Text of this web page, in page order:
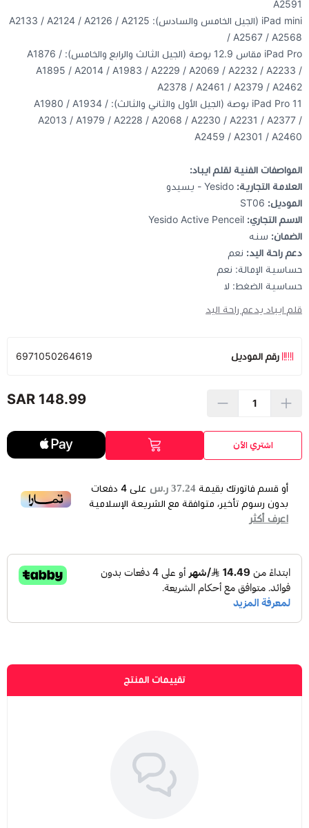
A2591
iPad mini (الجيل الخامس والسادس): A2133 / A2124 / A2126 / A2125
/ A2567 / A2568
iPad Pro مقاس 12.9 بوصة (الجيل الثالث والرابع والخامس): A1876 /
A1895 / A2014 / A1983 / A2229 / A2069 / A2232 / A2233 /
A2378 / A2461 / A2379 / A2462
iPad Pro 11 بوصة (الجيل الأول والثاني والثالث): A1980 / A1934 /
A2013 / A1979 / A2228 / A2068 / A2230 / A2231 / A2377 /
A2459 / A2301 / A2460
المواصفات الفنية لقلم ايباد:
العلامة التجارية:Yesido - يسيدو
الموديل:ST06
الاسم التجاري:Yesido Active Penceil
الضمان: سنه
دعم راحة اليد: نعم
حساسية الإمالة: نعم
حساسية الضغط: لا
قلم ايباد يدعم راحة اليد
رقم الموديل 6971050264619
148.99 SAR
اشتري الآن
أو قسم فاتورتك بقيمة37.24 ر.س على 4دفعات
بدون رسوم تأخير، متوافقة مع الشريعة الإسلامية
اعرف أكثر
تقييمات المنتج